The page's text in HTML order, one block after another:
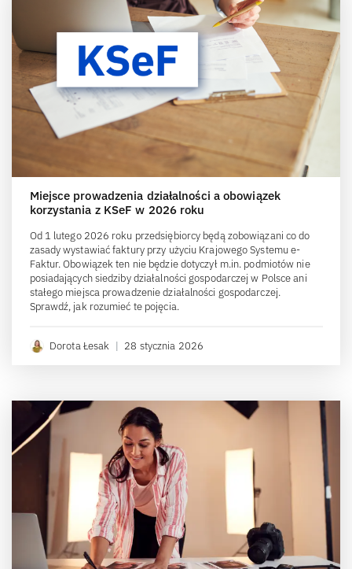
Miejsce prowadzenia działalności a obowiązek
korzystania z KSeF w 2026 roku
Od 1 lutego 2026 roku przedsiębiorcy będą zobowiązani co do
zasady wystawiać faktury przy użyciu Krajowego Systemu e-
Faktur. Obowiązek ten nie będzie dotyczył m.in. podmiotów nie
posiadających siedziby działalności gospodarczej w Polsce ani
stałego miejsca prowadzenie działalności gospodarczej.
Sprawdź, jak rozumieć te pojęcia.
Dorota Łesak | 28 stycznia 2026